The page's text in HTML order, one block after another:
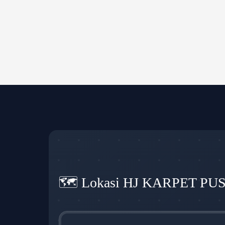
🗺️ Lokasi HJ KARPET